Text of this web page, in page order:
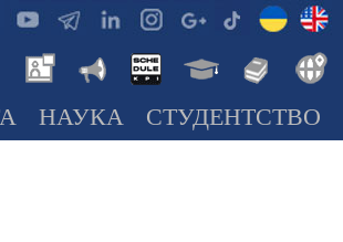
НАУКА СТУДЕНТСТВО